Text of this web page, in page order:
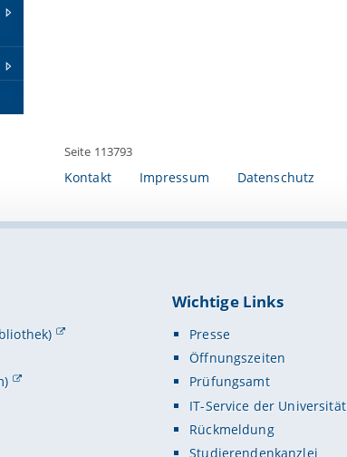
Seite 113793
Kontakt Impressum Datenschutz
Wichtige Links
Presse
Öffnungszeiten
Prüfungsamt
IT-Service der Universität
Rückmeldung
Studierendenkanzlei